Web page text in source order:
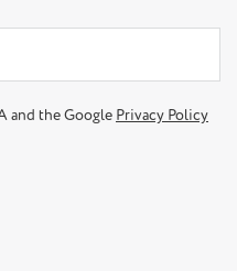
and the Google Privacy Policy